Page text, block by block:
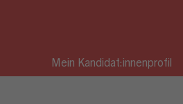
Mein Kandidat:innenprofil